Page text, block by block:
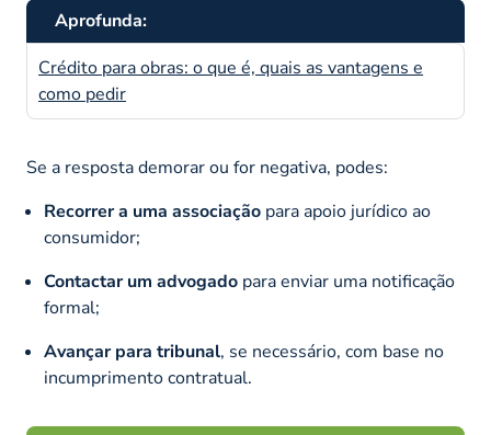
Aprofunda:
Crédito para obras: o que é, quais as vantagens e
como pedir
Se a resposta demorar ou for negativa, podes:
Recorrer a uma associação para apoio jurídico ao
consumidor;
Contactar um advogado para enviar uma notificação
formal;
Avançar para tribunal, se necessário, com base no
incumprimento contratual.